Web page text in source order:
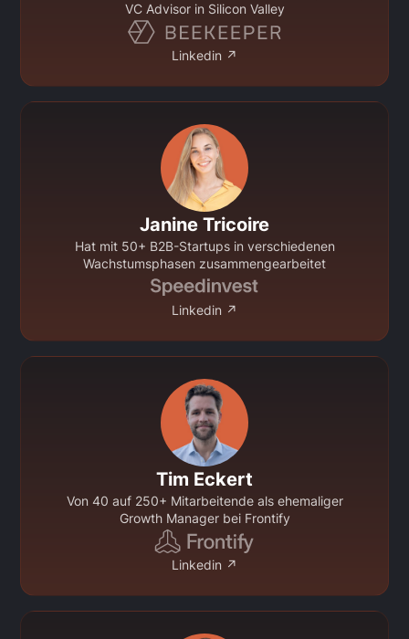
VC Advisor in Silicon Valley
Linkedin ↗
Janine Tricoire
Hat mit 50+ B2B-Startups in verschiedenen
Wachstumsphasen zusammengearbeitet
Linkedin ↗
Tim Eckert
Von 40 auf 250+ Mitarbeitende als ehemaliger
Growth Manager bei Frontify
Linkedin ↗